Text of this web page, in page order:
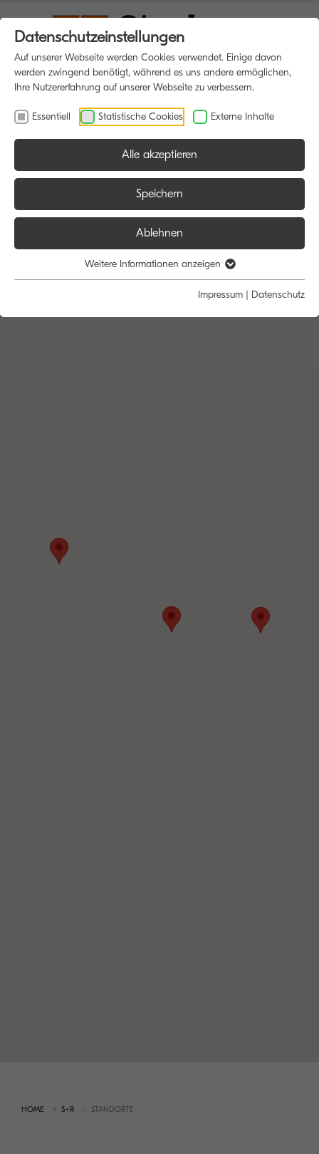
HOME S+R STANDORTE
Datenschutzeinstellungen
Auf unserer Webseite werden Cookies verwendet. Einige davon
werden zwingend benötigt, während es uns andere ermöglichen,
Ihre Nutzererfahrung auf unserer Webseite zu verbessern.
Essentiell Statistische Cookies Externe Inhalte
Alle akzeptieren
Speichern
Ablehnen
Weitere Informationen anzeigen
Impressum | Datenschutz